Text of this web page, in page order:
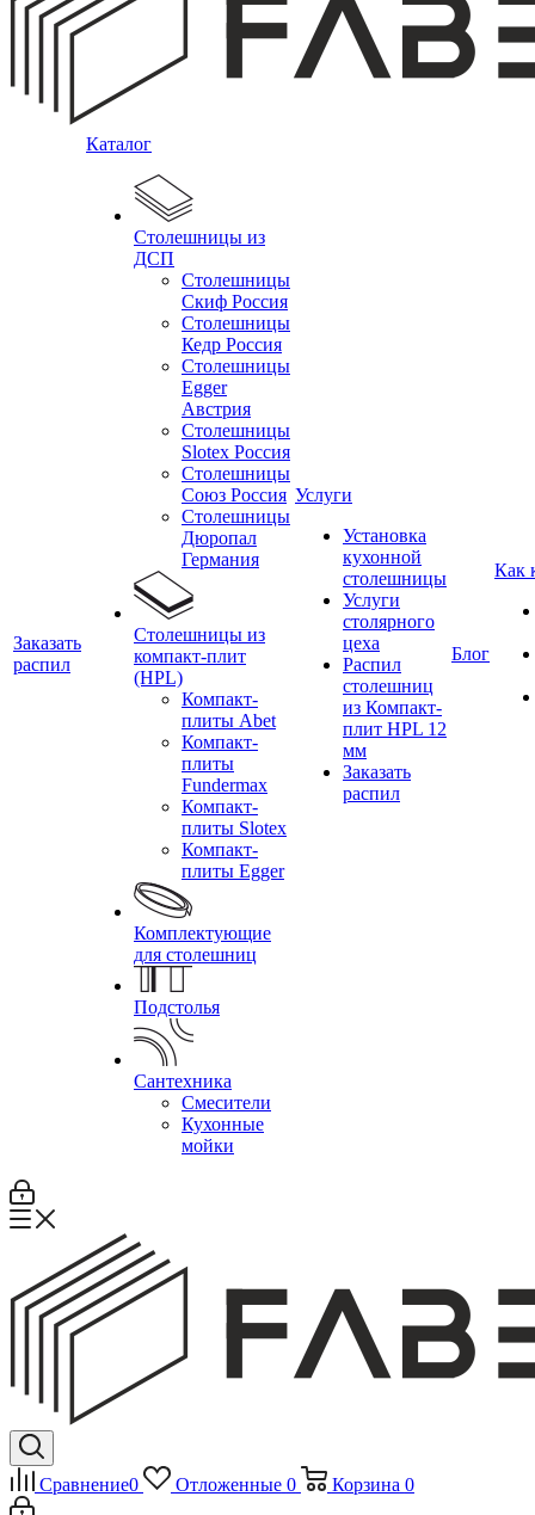
Заказать
распил
Каталог
Столешницы из
ДСП
Столешницы
Скиф Россия
Столешницы
Кедр Россия
Столешницы
Egger
Австрия
Столешницы
Slotex Россия
Столешницы
Союз Россия
Столешницы
Дюропал
Германия
Столешницы из
компакт-плит
(HPL)
Компакт-
плиты Abet
Компакт-
плиты
Fundermax
Компакт-
плиты Slotex
Компакт-
плиты Egger
Комплектующие
для столешниц
Подстолья
Сантехника
Смесители
Кухонные
мойки
Услуги
Установка
кухонной
столешницы
Услуги
столярного
цеха
Распил
столешниц
из Компакт-
плит HPL 12
мм
Заказать
распил
Блог
Как
Сравнение0 Отложенные 0 Корзина 0